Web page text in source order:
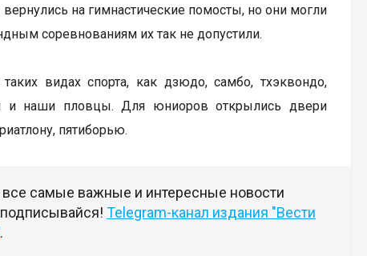
на гимнастические помосты, но они могли
соревнованиям их так не допустили.
видах спорта, как дзюдо, самбо, тхэквондо,
и наши пловцы. Для юниоров открылись двери
пятиборью.
самые важные и интересные новости
Telegram-канал издания "Вести
.